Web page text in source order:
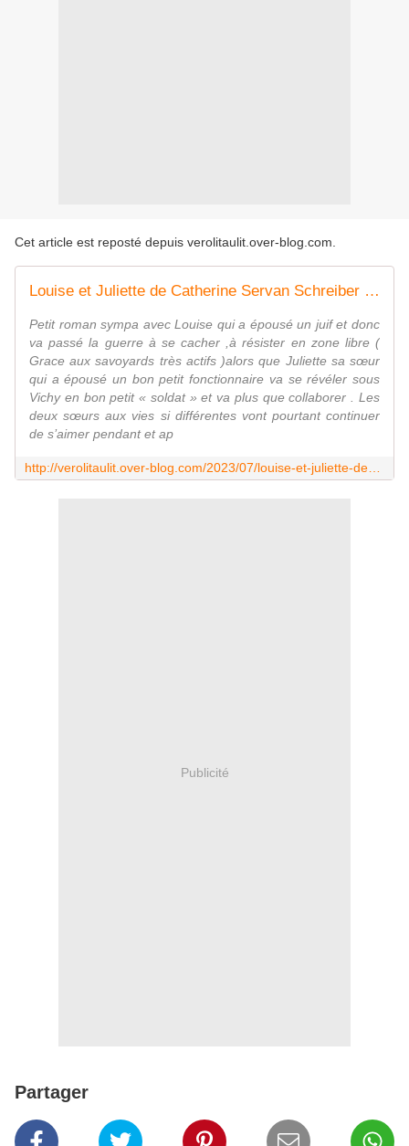
Cet article est reposté depuis verolitaulit.over-blog.com
Louise et Juliette de Catherine Servan Schreiber (éditions Livre de Poche)
Petit roman sympa avec Louise qui a épousé un juif et donc
va passé la guerre à se cacher ,à résister en zone libre (
Grace aux savoyards très actifs )alors que Juliette sa sœur
qui a épousé un bon petit fonctionnaire va se révéler sous
Vichy en bon petit « soldat » et va plus que collaborer . Les
deux sœurs aux vies si différentes vont pourtant continuer
de s’aimer pendant et ap
Publicité
Partager